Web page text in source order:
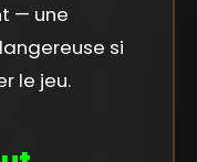
— une
si
le jeu.